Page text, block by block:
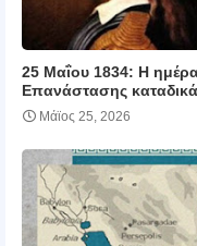
25 Μαΐου 1834: Η
Επανάστασης
Μάϊος 25, 2026